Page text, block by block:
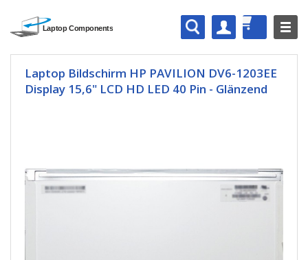
Laptop Bildschirm HP PAVILION DV6-1203EE
Display 15,6" LCD HD LED 40 Pin - Glänzend